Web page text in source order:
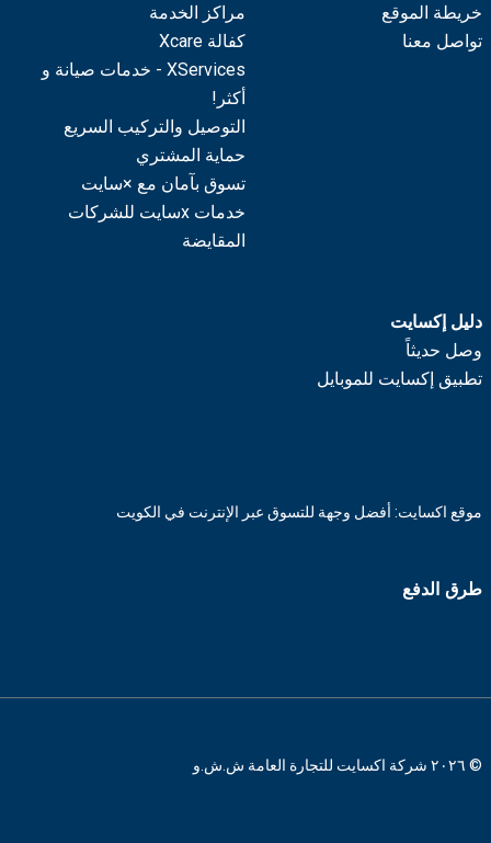
خريطة الموقع
تواصل معنا
مراكز الخدمة
كفالة Xcare
XServices - خدمات صيانة و
أكثر!
التوصيل والتركيب السريع
حماية المشتري
تسوق بآمان مع ×سايت
خدمات xسايت للشركات
المقايضة
دليل إكسايت
وصل حديثاً
تطبيق إكسايت للموبايل
موقع اكسايت: أفضل وجهة للتسوق عبر الإنترنت في الكويت
طرق الدفع
© ٢٠٢٦ شركة اكسايت للتجارة العامة ش.ش.و